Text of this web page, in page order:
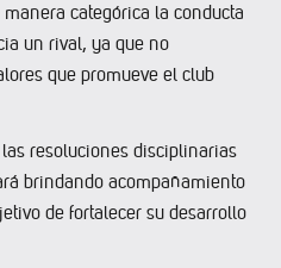
categórica la conducta
un rival, ya que no
que promueve el club
resoluciones disciplinarias
brindando acompañamiento
de fortalecer su desarrollo